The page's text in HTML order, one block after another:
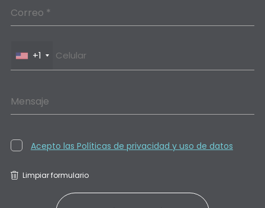
Correo *
+1
Mensaje
Acepto las Políticas de privacidad y uso de datos
Limpiar formulario